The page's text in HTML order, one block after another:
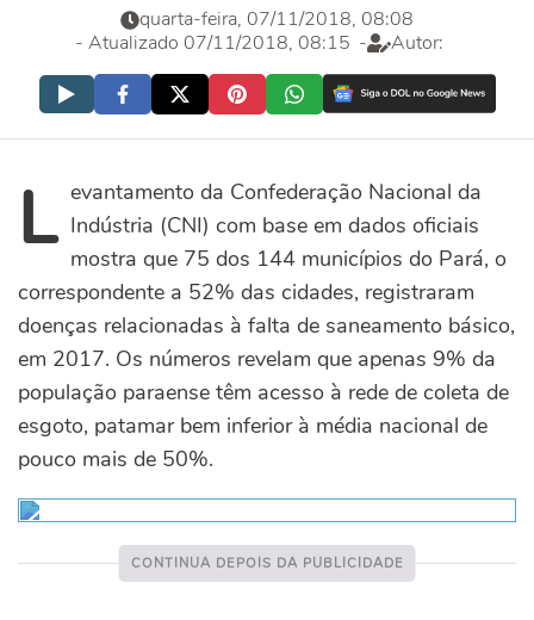
quarta-feira, 07/11/2018, 08:08
- Atualizado 07/11/2018, 08:15 - Autor:
Levantamento da Confederação Nacional da
Indústria (CNI) com base em dados oficiais
mostra que 75 dos 144 municípios do Pará, o
correspondente a 52% das cidades, registraram
doenças relacionadas à falta de saneamento básico,
em 2017. Os números revelam que apenas 9% da
população paraense têm acesso à rede de coleta de
esgoto, patamar bem inferior à média nacional de
pouco mais de 50%.